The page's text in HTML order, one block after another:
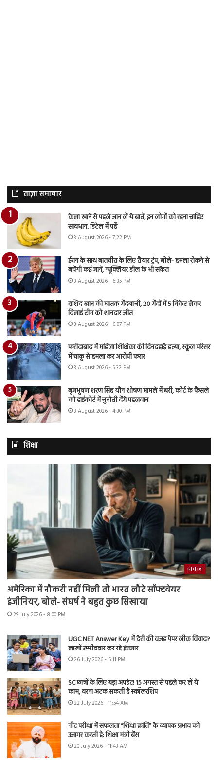
ताज़ा समाचार
केला खाने से पहले जान लें ये बातें, इन लोगों को रहना चाहिए
सावधान, डिटेल में पढ़ें
3 August 2026 - 7:22 PM
ईरान के साथ बातचीत के लिए तैयार ट्रंप, बोले- हमला रोकने से
बचेंगी कई जानें, न्यूक्लियर डील के भी संकेत
3 August 2026 - 6:35 PM
राशिद खान की घातक गेंदबाजी, 20 गेंदों में 5 विकेट लेकर
दिलाई टीम को शानदार जीत
3 August 2026 - 6:07 PM
फरीदाबाद में महिला शिक्षिका की दिनदहाड़े हत्या, स्कूल परिसर
में चाकू से हमला कर आरोपी फरार
3 August 2026 - 5:32 PM
बृजभूषण शरण सिंह यौन शोषण मामले में बरी, कोर्ट के फैसले
को हाईकोर्ट में चुनौती देंगे पहलवान
3 August 2026 - 4:30 PM
शिक्षा
वायरल
अमेरिका में नौकरी नहीं मिली तो भारत लौटे सॉफ्टवेयर
इंजीनियर, बोले- संघर्ष ने बहुत कुछ सिखाया
29 July 2026 - 8:00 PM
UGC NET Answer Key में देरी की वजह पेपर लीक विवाद?
लाखों उम्मीदवार कर रहे इंतजार
26 July 2026 - 6:11 PM
SC छात्रों के लिए बड़ा अपडेट! 15 अगस्त से पहले कर लें ये
काम, वरना अटक सकती है स्कॉलरशिप
22 July 2026 - 11:54 AM
नीट परीक्षा में सफलता “शिक्षा क्रांति” के व्यापक प्रभाव को
उजागर करती है: शिक्षा मंत्री बैंस
20 July 2026 - 11:43 AM